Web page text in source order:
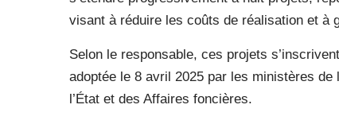
visant à réduire les coûts de réalisation et à
Selon le responsable, ces projets
adoptée le 8 avril 2025 par les ministères de
l’État et des Affaires foncières.